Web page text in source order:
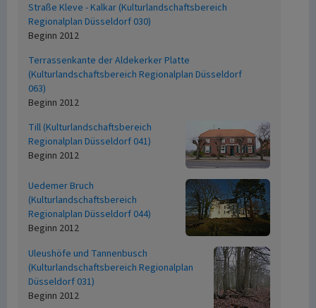
Straße Kleve - Kalkar (Kulturlandschaftsbereich
Regionalplan Düsseldorf 030)
Beginn 2012
Terrassenkante der Aldekerker Platte
(Kulturlandschaftsbereich Regionalplan Düsseldorf
063)
Beginn 2012
Till (Kulturlandschaftsbereich
Regionalplan Düsseldorf 041)
Beginn 2012
Uedemer Bruch
(Kulturlandschaftsbereich
Regionalplan Düsseldorf 044)
Beginn 2012
Uleushöfe und Tannenbusch
(Kulturlandschaftsbereich Regionalplan
Düsseldorf 031)
Beginn 2012